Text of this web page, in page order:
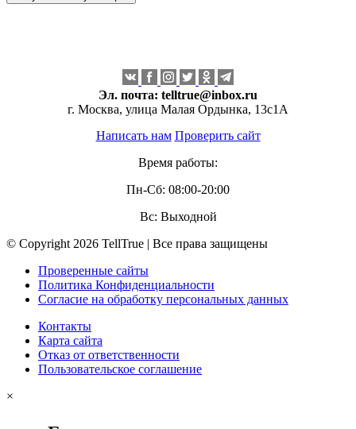
Эл. почта: telltrue@inbox.ru
г. Москва, улица Малая Ордынка, 13с1А
Написать нам Проверить сайт
Время работы:
Пн-Сб: 08:00-20:00
Вс: Выходной
© Copyright 2026 TellTrue | Все права защищены
Проверенные сайты
Политика Конфиденциальности
Согласие на обработку персональных данных
Контакты
Карта сайта
Отказ от ответственности
Пользовательское соглашение
×